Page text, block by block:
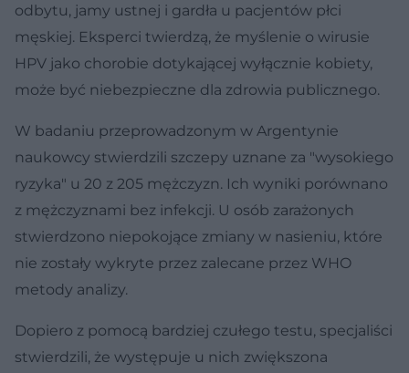
odbytu, jamy ustnej i gardła u pacjentów płci
męskiej. Eksperci twierdzą, że myślenie o wirusie
HPV jako chorobie dotykającej wyłącznie kobiety,
może być niebezpieczne dla zdrowia publicznego.
W badaniu przeprowadzonym w Argentynie
naukowcy stwierdzili szczepy uznane za "wysokiego
ryzyka" u 20 z 205 mężczyzn. Ich wyniki porównano
z mężczyznami bez infekcji. U osób zarażonych
stwierdzono niepokojące zmiany w nasieniu, które
nie zostały wykryte przez zalecane przez WHO
metody analizy.
Dopiero z pomocą bardziej czułego testu, specjaliści
stwierdzili, że występuje u nich zwiększona